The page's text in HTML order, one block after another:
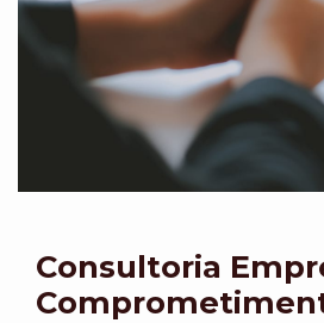
Consultoria